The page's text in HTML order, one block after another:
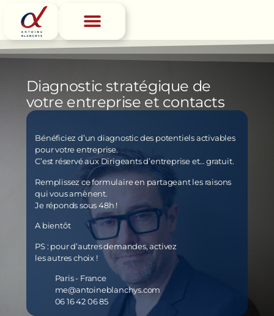
Diagnostic stratégique de
votre entreprise et contacts
Bénéficiez d’un diagnostic des potentiels activables
pour votre entreprise.
C’est réservé aux Dirigeants d’entreprise et… gratuit.
Remplissez ce formulaire en partageant les raisons
qui vous amènent.
Je réponds sous 48h !
A bientôt
PS : pour d’autres demandes, activez
les autres choix !
Paris - France
me@antoineblanchys.com
06 16 42 06 85